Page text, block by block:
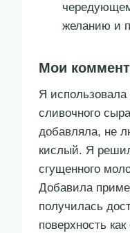
желанию и
Мои
Я использовала
сливочного
добавляла, не
кислый. Я
сгущенного
Добавила
получилась
поверхность